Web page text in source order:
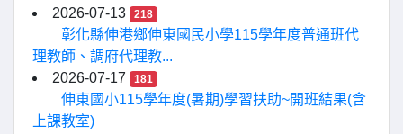
2026-07-13
218
彰化縣伸港鄉伸東國民小學115學年度普通班代
理教師、調府代理教...
2026-07-17
181
伸東國小115學年度(暑期)學習扶助~開班結果(含
上課教室)